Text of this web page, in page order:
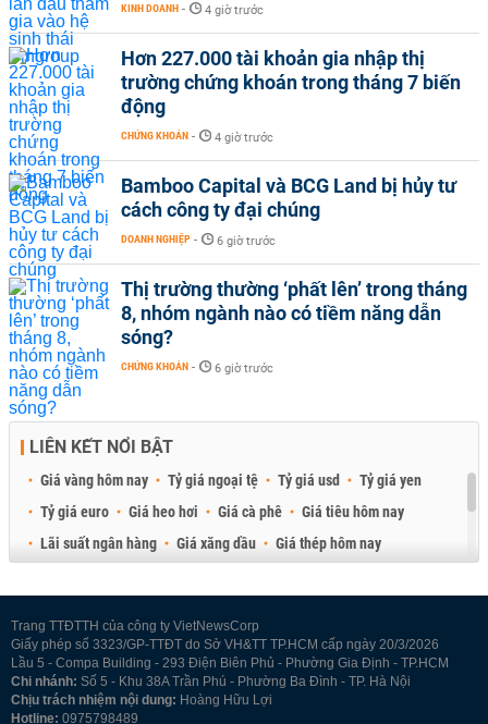
KINH DOANH - 4 giờ trước
Hơn 227.000 tài khoản gia nhập thị
trường chứng khoán trong tháng 7 biến
động
CHỨNG KHOÁN - 4 giờ trước
Bamboo Capital và BCG Land bị hủy tư
cách công ty đại chúng
DOANH NGHIỆP - 6 giờ trước
Thị trường thường ‘phất lên’ trong tháng
8, nhóm ngành nào có tiềm năng dẫn
sóng?
CHỨNG KHOÁN - 6 giờ trước
LIÊN KẾT NỔI BẬT
Giá vàng hôm nay Tỷ giá ngoại tệ Tỷ giá usd
Tỷ giá yen
Tỷ giá euro
Giá heo hơi Giá cà phê
Giá tiêu hôm nay
Lãi suất ngân hàng
Giá xăng dầu
Giá thép hôm nay
Trang TTĐTTH của công ty VietNewsCorp
Giấy phép số 3323/GP-TTĐT do Sở VH&TT TP.HCM cấp ngày 20/3/2026
Lầu 5 - Compa Building - 293 Điện Biên Phủ - Phường Gia Định - TP.HCM
Chi nhánh: Số 5 - Khu 38A Trần Phú - Phường Ba Đình - TP. Hà Nội
Chịu trách nhiệm nội dung: Hoàng Hữu Lợi
Hotline: 0975798489